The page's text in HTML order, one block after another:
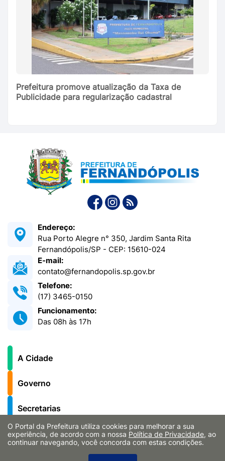
Prefeitura promove atualização da Taxa de
Publicidade para regularização cadastral
Endereço:
Rua Porto Alegre n° 350, Jardim Santa Rita
Fernandópolis/SP - CEP: 15610-024
E-mail:
contato@fernandopolis.sp.gov.br
Telefone:
(17) 3465-0150
Funcionamento:
Das 08h às 17h
A Cidade
Governo
Secretarias
Notícias
O Portal da Prefeitura utiliza cookies para melhorar a sua
experiência, de acordo com a nossa Política de Privacidade, ao
continuar navegando, você concorda com estas condições.